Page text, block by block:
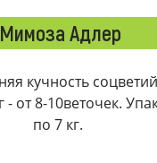
Мимоза Адлер
кучность
от 8-10веточек.
по 7 кг.